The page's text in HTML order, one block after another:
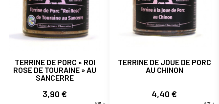
TERRINE DE PORC « ROI
ROSE DE TOURAINE » AU
SANCERRE
Prix
3,90 €
TERRINE DE JOUE DE PORC
AU CHINON
Prix
4,40 €